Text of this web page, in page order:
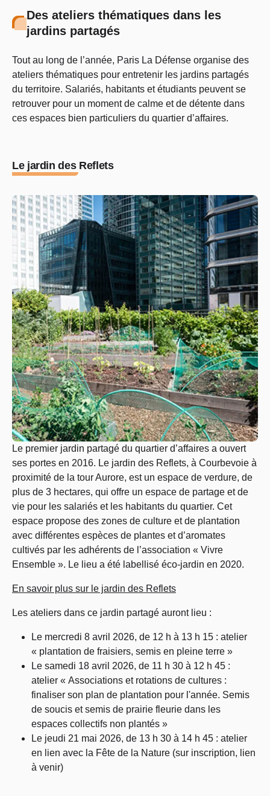
Des ateliers thématiques dans les
jardins partagés
Tout au long de l’année, Paris La Défense organise des
ateliers thématiques pour entretenir les jardins partagés
du territoire. Salariés, habitants et étudiants peuvent se
retrouver pour un moment de calme et de détente dans
ces espaces bien particuliers du quartier d’affaires.
Le jardin des Reflets
Le premier jardin partagé du quartier d’affaires a ouvert
ses portes en 2016. Le jardin des Reflets, à Courbevoie à
proximité de la tour Aurore, est un espace de verdure, de
plus de 3 hectares, qui offre un espace de partage et de
vie pour les salariés et les habitants du quartier. Cet
espace propose des zones de culture et de plantation
avec différentes espèces de plantes et d’aromates
cultivés par les adhérents de l’association « Vivre
Ensemble ». Le lieu a été labellisé éco-jardin en 2020.
En savoir plus sur le jardin des Reflets
Les ateliers dans ce jardin partagé auront lieu :
Le mercredi 8 avril 2026, de 12 h à 13 h 15 : atelier
« plantation de fraisiers, semis en pleine terre »
Le samedi 18 avril 2026, de 11 h 30 à 12 h 45 :
atelier « Associations et rotations de cultures :
finaliser son plan de plantation pour l'année. Semis
de soucis et semis de prairie fleurie dans les
espaces collectifs non plantés »
Le jeudi 21 mai 2026, de 13 h 30 à 14 h 45 : atelier
en lien avec la Fête de la Nature (sur inscription, lien
à venir)